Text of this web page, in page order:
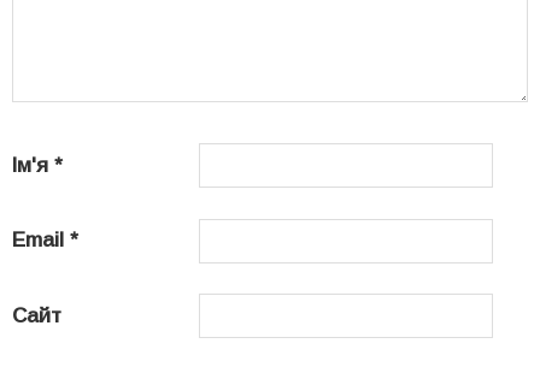
Ім'я *
Email *
Сайт